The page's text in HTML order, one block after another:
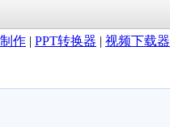
作 | PPT转换器 | 视频下载器